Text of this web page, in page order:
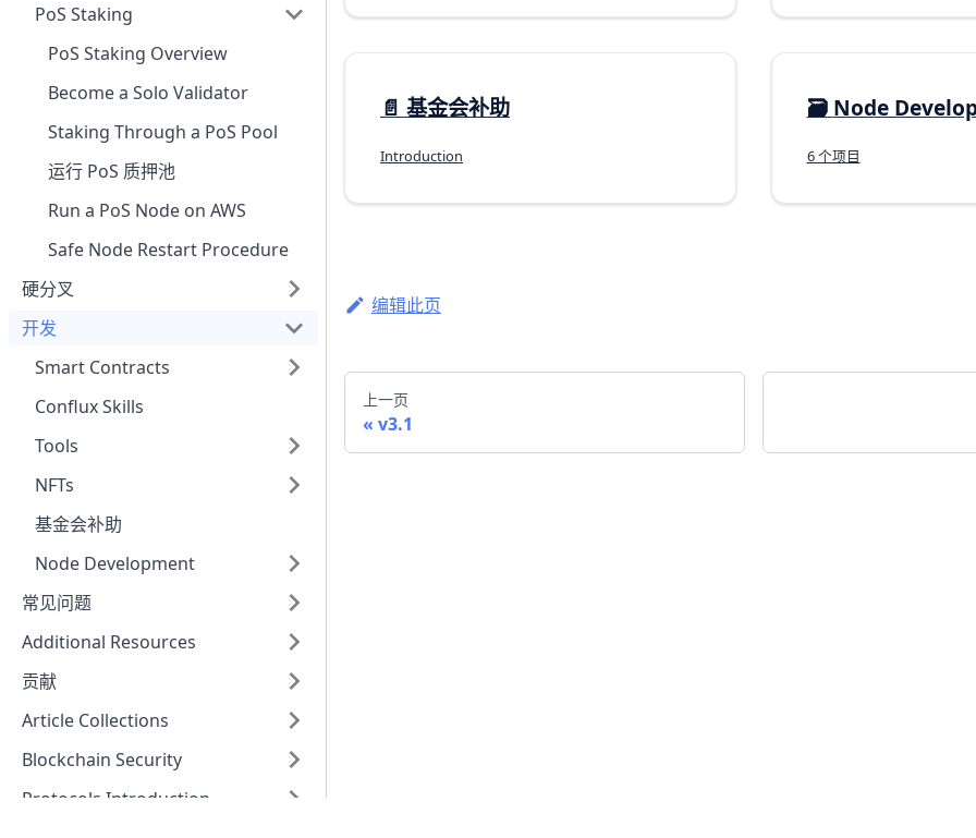
PoS Staking
PoS Staking Overview
Become a Solo Validator
Staking Through a PoS Pool
运行 PoS 质押池
Run a PoS Node on AWS
Safe Node Restart Procedure
硬分叉
开发
Smart Contracts
Conflux Skills
Tools
NFTs
基金会补助
Node Development
常见问题
Additional Resources
贡献
Article Collections
Blockchain Security
Protocols Introduction
📄️ 基金会补助
Introduction
🗃️ Node
6 个项目
编辑此页
上一页
v3.1